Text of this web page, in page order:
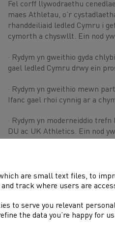
Fel corff llywodraethu
maes Athletau, o’r
rhanddeiliaid ledled Cymru i
cymorth a chyswllt. Ein nod
· Rydym yn gweithio gyda
gael ledled Cymru drwy ein
· Rydym yn gweithio mewn
Ifanc gael rhoi cynnig ar a
· Rydym yn moderneiddio
DU ac UK Athletics. Ein nod
Tudalennau yn yr
are small text files, to
track where users are
to serve you relevant
the data you’re happy for